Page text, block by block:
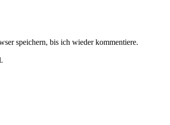
speichern, bis ich wieder kommentiere.